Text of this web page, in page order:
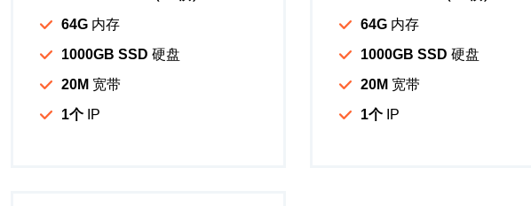
64G 内存
1000GB SSD 硬盘
20M 宽带
1个 IP
64G内存
1000GB SSD 硬盘
20M 宽带
1个IP